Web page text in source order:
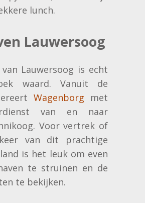
lunch.
Lauwersoog
van Lauwersoog is echt
waard. Vanuit de
Wagenborg met
van en naar
Voor vertrek of
van dit prachtige
is het leuk om even
te struinen en de
te bekijken.